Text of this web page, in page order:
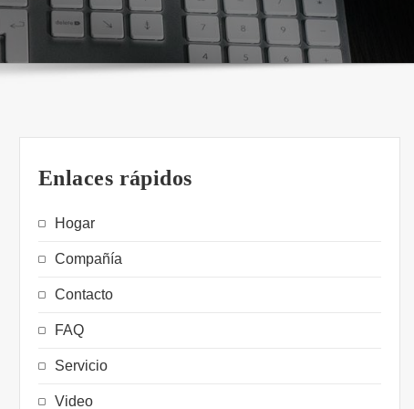
Enlaces rápidos
Hogar
Compañía
Contacto
FAQ
Servicio
Video